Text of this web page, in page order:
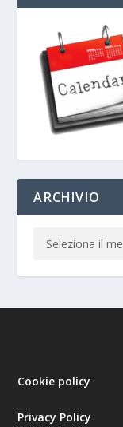
ARCHIVIO
Cookie policy
Privacy Policy